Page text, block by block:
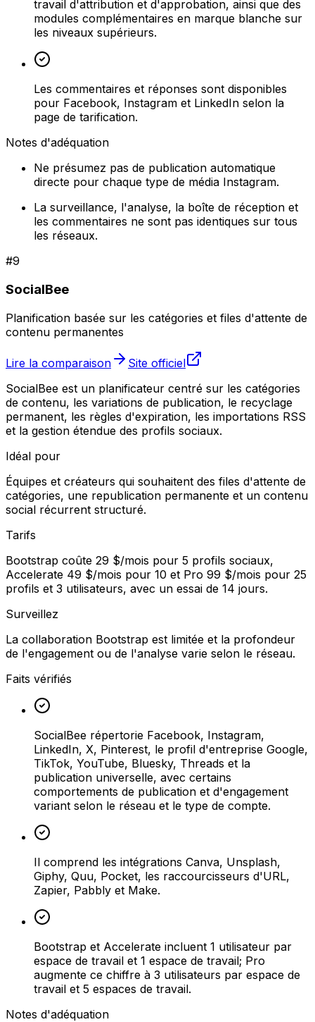
travail d'attribution et d'approbation, ainsi que des
modules complémentaires en marque blanche sur
les niveaux supérieurs.
Les commentaires et réponses sont disponibles
pour Facebook, Instagram et LinkedIn selon la
page de tarification.
Notes d'adéquation
Ne présumez pas de publication automatique
directe pour chaque type de média Instagram.
La surveillance, l'analyse, la boîte de réception et
les commentaires ne sont pas identiques sur tous
les réseaux.
#9
SocialBee
Planification basée sur les catégories et files d'attente de
contenu permanentes
Lire la comparaison
Site officiel
SocialBee est un planificateur centré sur les catégories
de contenu, les variations de publication, le recyclage
permanent, les règles d'expiration, les importations RSS
et la gestion étendue des profils sociaux.
Idéal pour
Équipes et créateurs qui souhaitent des files d'attente de
catégories, une republication permanente et un contenu
social récurrent structuré.
Tarifs
Bootstrap coûte 29 $/mois pour 5 profils sociaux,
Accelerate 49 $/mois pour 10 et Pro 99 $/mois pour 25
profils et 3 utilisateurs, avec un essai de 14 jours.
Surveillez
La collaboration Bootstrap est limitée et la profondeur
de l'engagement ou de l'analyse varie selon le réseau.
Faits vérifiés
SocialBee répertorie Facebook, Instagram,
LinkedIn, X, Pinterest, le profil d'entreprise Google,
TikTok, YouTube, Bluesky, Threads et la
publication universelle, avec certains
comportements de publication et d'engagement
variant selon le réseau et le type de compte.
Il comprend les intégrations Canva, Unsplash,
Giphy, Quu, Pocket, les raccourcisseurs d'URL,
Zapier, Pabbly et Make.
Bootstrap et Accelerate incluent 1 utilisateur par
espace de travail et 1 espace de travail; Pro
augmente ce chiffre à 3 utilisateurs par espace de
travail et 5 espaces de travail.
Notes d'adéquation